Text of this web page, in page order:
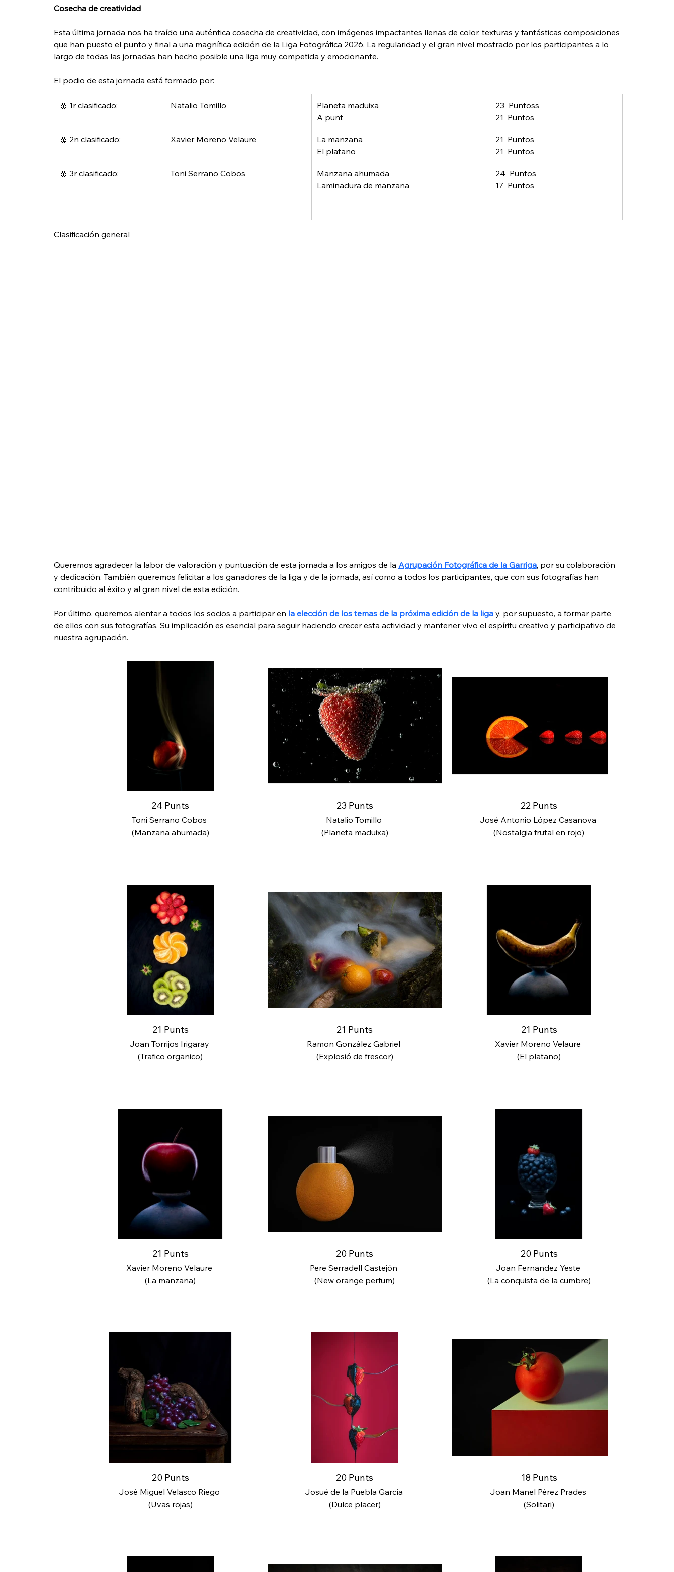
Cosecha de creatividad
Esta última jornada nos ha traído una auténtica cosecha de creatividad, con imágenes impactantes llenas de color, texturas y fantásticas composiciones
que han puesto el punto y final a una magnífica edición de la Liga Fotográfica 2026. La regularidad y el gran nivel mostrado por los participantes a lo
largo de todas las jornadas han hecho posible una liga muy competida y emocionante.
El podio de esta jornada está formado por:
🥇 1r clasificado: Natalio Tomillo
Planeta maduixa
A punt
23  Puntoss
21  Puntos
🥈 2n clasificado: Xavier Moreno Velaure
La manzana
El platano
21  Puntos
21  Puntos
🥉 3r clasificado: Toni Serrano Cobos
Manzana ahumada
Laminadura de manzana
24  Puntos
17  Puntos
Clasificación general
Queremos agradecer la labor de valoración y puntuación de esta jornada a los amigos de la Agrupación Fotográfica de la Garriga, por su colaboración
y dedicación. También queremos felicitar a los ganadores de la liga y de la jornada, así como a todos los participantes, que con sus fotografías han
contribuido al éxito y al gran nivel de esta edición.
Por último, queremos alentar a todos los socios a participar en la elección de los temas de la próxima edición de la liga y, por supuesto, a formar parte
de ellos con sus fotografías. Su implicación es esencial para seguir haciendo crecer esta actividad y mantener vivo el espíritu creativo y participativo de
nuestra agrupación.
24 Punts
Toni Serrano Cobos
(Manzana ahumada)
23 Punts
Natalio Tomillo
(Planeta maduixa)
22 Punts
José Antonio López Casanova
(Nostalgia frutal en rojo)
21 Punts
Joan Torrijos Irigaray
(Trafico organico)
21 Punts
Ramon González Gabriel
(Explosió de frescor)
21 Punts
Xavier Moreno Velaure
(El platano)
21 Punts
Xavier Moreno Velaure
(La manzana)
20 Punts
Pere Serradell Castejón
(New orange perfum)
20 Punts
Joan Fernandez Yeste
(La conquista de la cumbre)
20 Punts
José Miguel Velasco Riego
(Uvas rojas)
20 Punts
Josué de la Puebla García
(Dulce placer)
18 Punts
Joan Manel Pérez Prades
(Solitari)